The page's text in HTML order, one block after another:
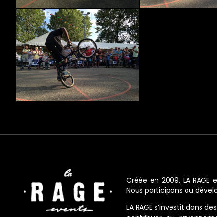
Créée en 2009, LA
Nous participons au
LA RAGE s’investit dans